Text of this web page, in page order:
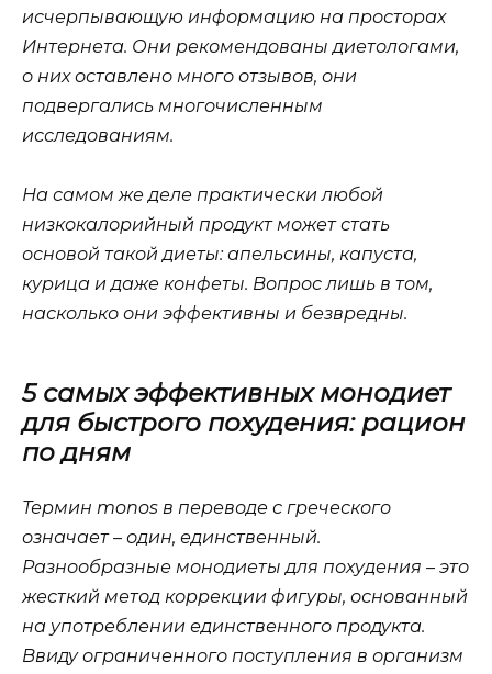
исчерпывающую информацию на просторах
Интернета. Они рекомендованы диетологами,
о них оставлено много отзывов, они
подвергались многочисленным
исследованиям.
На самом же деле практически любой
низкокалорийный продукт может стать
основой такой диеты: апельсины, капуста,
курица и даже конфеты. Вопрос лишь в том,
насколько они эффективны и безвредны.
5 самых эффективных монодиет
для быстрого похудения: рацион
по дням
Термин monos в переводе с греческого
означает – один, единственный.
Разнообразные монодиеты для похудения – это
жесткий метод коррекции фигуры, основанный
на употреблении единственного продукта.
Ввиду ограниченного поступления в организм